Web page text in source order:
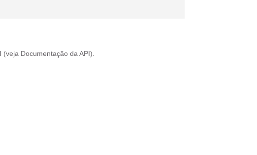
(veja Documentação da API ).